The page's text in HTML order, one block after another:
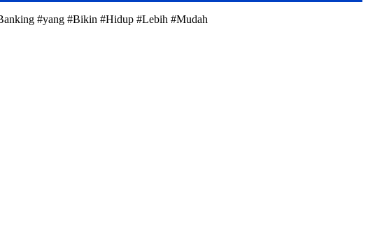
#yang #Bikin #Hidup #Lebih #Mudah